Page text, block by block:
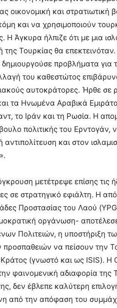
οικονομική και στρατιωτική
και να χρησιμοποιούν
Η Άγκυρα ήλπιζε ότι με μια
της Τουρκίας θα
προβλήματα για
του καθεστώτος
αυτοκράτορες. Ήρθε σε
τα Ηνωμένα Αραβικά
το Ιράν και τη Ρωσία. Η
πολιτικής του
και στον
μετέτρεψε επίσης τις
σε στρατηγικό εφιάλτη. Η
Προστασίας του Λαού
οργάνωση-
Πολιτειών, η υποστήριξη
να πείσουν την
Κράτος (γνωστό και ως ISIS). Η
φαινομενική αδιαφορία της
δεν έβλεπε καλύτερη
από την απόφαση του